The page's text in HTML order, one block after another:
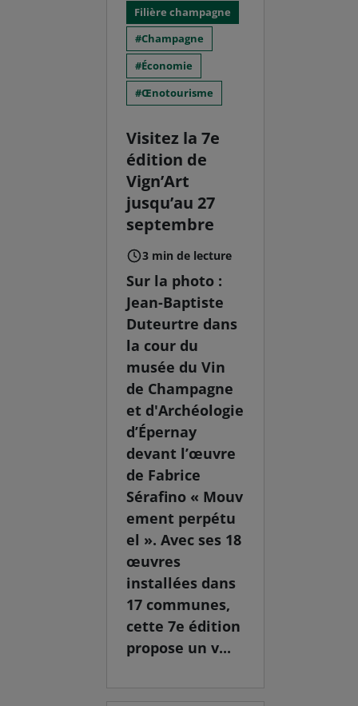
Filière champagne
Champagne
Économie
Œnotourisme
Visitez la 7e
édition de
Vign’Art
jusqu’au 27
septembre
3 min de lecture
Sur la photo :
Jean-Baptiste
Duteurtre dans
la cour du
musée du Vin
de Champagne
et d'Archéologie
d’Épernay
devant l’œuvre
de Fabrice
Sérafino « Mouv
ement perpétu
el ». Avec ses 18
œuvres
installées dans
17 communes,
cette 7e édition
propose un v...